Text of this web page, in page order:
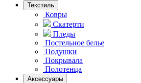
Текстиль
Ковры
Скатерти
Пледы
Постельное белье
Подушки
Покрывала
Полотенца
Аксессуары